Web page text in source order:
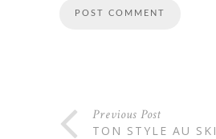
Previous Post
TON STYLE AU SKI